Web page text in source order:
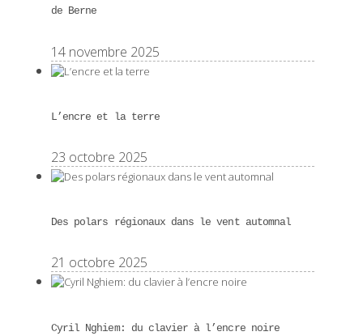
de Berne
14 novembre 2025
L’encre et la terre
23 octobre 2025
Des polars régionaux dans le vent automnal
21 octobre 2025
Cyril Nghiem: du clavier à l’encre noire